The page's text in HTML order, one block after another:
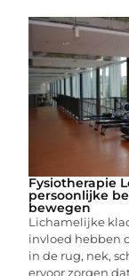
Fysiotherapie
persoonlijke
bewegen
Lichamelijke
invloed hebben
in de rug, nek,
ervoor zorgen